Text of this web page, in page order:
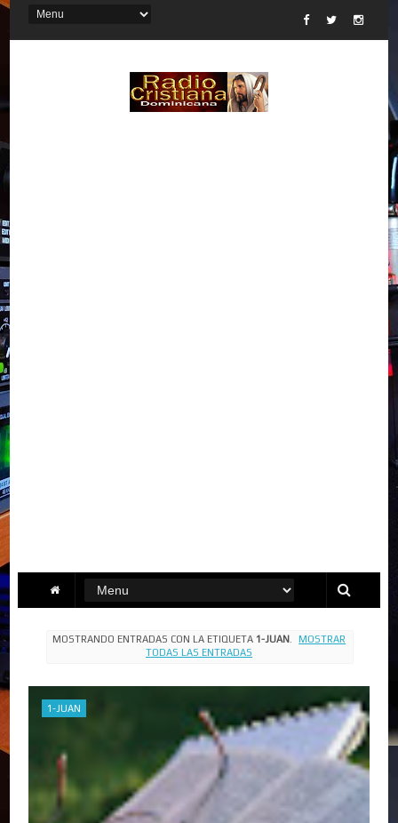
MOSTRANDO ENTRADAS CON LA ETIQUETA 1-JUAN.
MOSTRAR
TODAS LAS ENTRADAS
1-JUAN